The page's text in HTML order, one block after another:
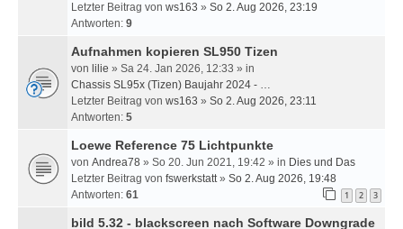
Letzter Beitrag von ws163 » So 2. Aug 2026, 23:19
Antworten: 9
Aufnahmen kopieren SL950 Tizen
von lilie » Sa 24. Jan 2026, 12:33 » in
Chassis SL95x (Tizen) Baujahr 2024 - …
Letzter Beitrag von ws163 » So 2. Aug 2026, 23:11
Antworten: 5
Loewe Reference 75 Lichtpunkte
von Andrea78 » So 20. Jun 2021, 19:42 » in Dies und Das
Letzter Beitrag von fswerkstatt» So 2. Aug 2026, 19:48
Antworten: 61 1 2 3
bild 5.32 - blackscreen nach Software Downgrade